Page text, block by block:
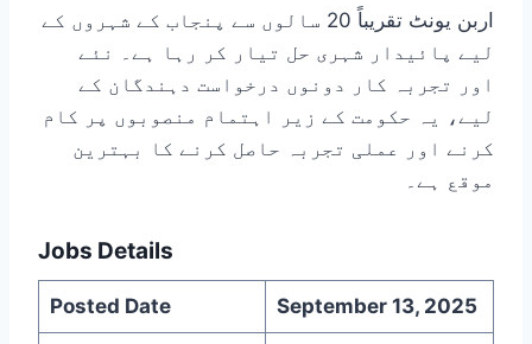
اربن یونٹ تقریباً 20 سالوں سے پنجاب کے شہروں کے
لیے پائیدار شہری حل تیار کر رہا ہے۔ نئے
اور تجربہ کار دونوں درخواست دہندگان کے
لیے، یہ حکومت کے زیر اہتمام منصوبوں پر کام
کرنے اور عملی تجربہ حاصل کرنے کا بہترین
موقع ہے۔
Jobs Details
Posted Date September 13, 2025